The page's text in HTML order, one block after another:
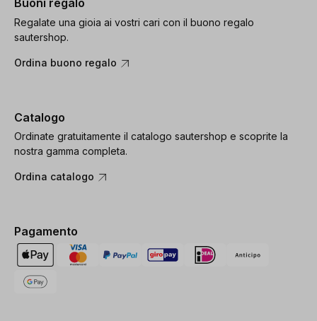
Buoni regalo
Regalate una gioia ai vostri cari con il buono regalo
sautershop.
Ordina buono regalo
Catalogo
Ordinate gratuitamente il catalogo sautershop e scoprite la
nostra gamma completa.
Ordina catalogo
Pagamento